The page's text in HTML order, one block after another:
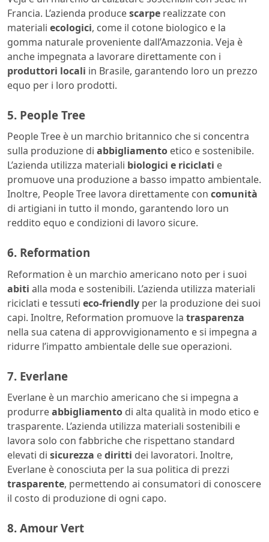
Francia. L’azienda producescarpe realizzate con
materiali ecologici, come il cotone biologico e la
gomma naturale proveniente dall’Amazzonia. Veja è
anche impegnata a lavorare direttamente con i
produttori locali in Brasile, garantendo loro un prezzo
equo per i loro prodotti.
5. People Tree
People Tree è un marchio britannico che si concentra
sulla produzione di abbigliamento etico e sostenibile.
L’azienda utilizza materiali biologici e riciclati e
promuove una produzione a basso impatto ambientale.
Inoltre, People Tree lavora direttamente con comunità
di artigiani in tutto il mondo, garantendo loro un
reddito equo e condizioni di lavoro sicure.
6. Reformation
Reformation è un marchio americano noto per i suoi
abiti alla moda e sostenibili. L’azienda utilizza materiali
riciclati e tessuti eco-friendly per la produzione dei suoi
capi. Inoltre, Reformation promuove la trasparenza
nella sua catena di approvvigionamento e si impegna a
ridurre l’impatto ambientale delle sue operazioni.
7. Everlane
Everlane è un marchio americano che si impegna a
produrreabbigliamento di alta qualità in modo etico e
trasparente. L’azienda utilizza materiali sostenibili e
lavora solo con fabbriche che rispettano standard
elevati di sicurezza ediritti dei lavoratori. Inoltre,
Everlane è conosciuta per la sua politica di prezzi
trasparente, permettendo ai consumatori di conoscere
il costo di produzione di ogni capo.
8. Amour Vert